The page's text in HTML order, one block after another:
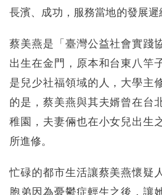
長濱、成功，服務當地的發展遲
蔡美燕是「臺灣公益社會實踐
出生在金門，原本和台東八竿
是兒少社福領域的人，大學主
的是，蔡美燕與其夫婿曾在台
稚園，夫妻倆也在小女兒出生
所進修。
忙碌的都市生活讓蔡美燕懷疑
胞弟因為憂鬱症輕生之後，讓